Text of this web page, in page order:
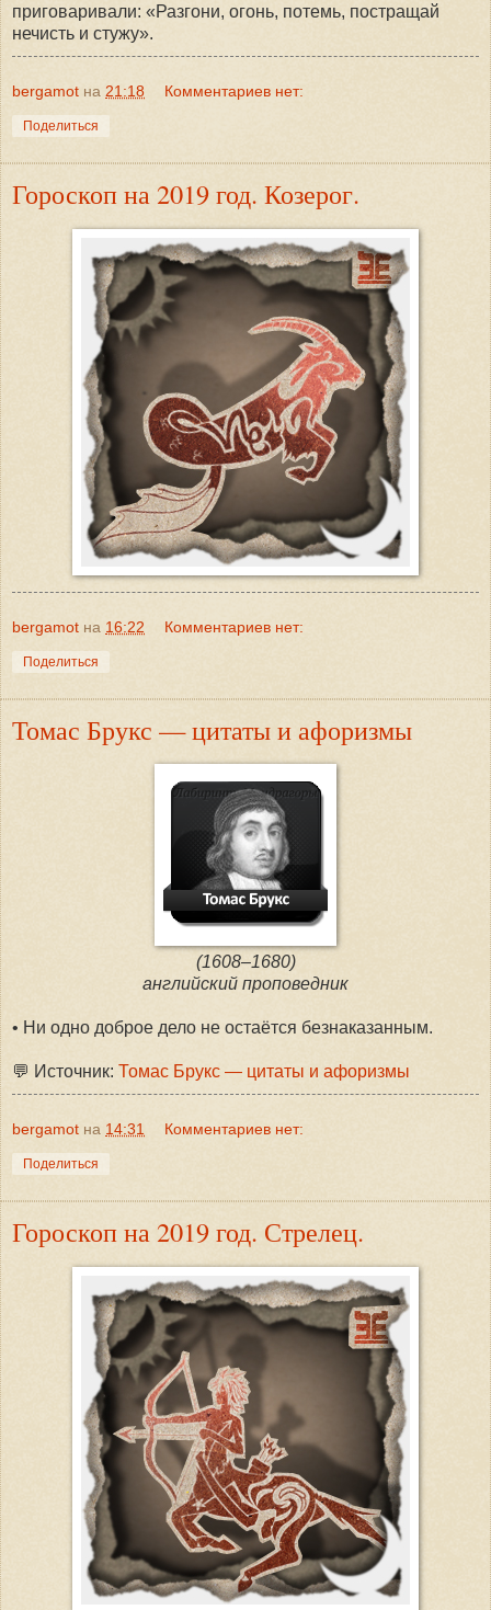
приговаривали: «Разгони, огонь, потемь, постращай
нечисть и стужу».
bergamot на 21:18 Комментариев нет:
Поделиться
Гороскоп на 2019 год. Козерог.
bergamot на 16:22 Комментариев нет:
Поделиться
Томас Брукс — цитаты и афоризмы
(1608–1680)
английский проповедник
• Ни одно доброе дело не остаётся безнаказанным.
💬 Источник: Томас Брукс — цитаты и афоризмы
bergamot на 14:31 Комментариев нет:
Поделиться
Гороскоп на 2019 год. Стрелец.